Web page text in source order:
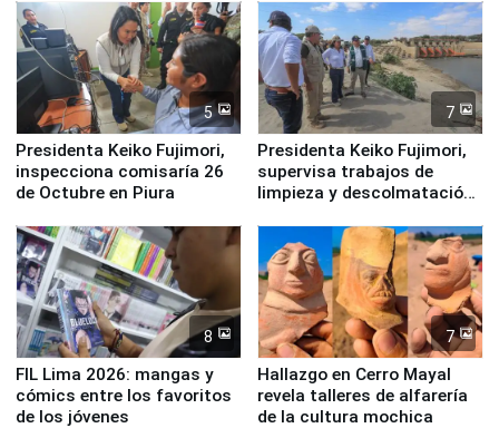
Derecho Colectivo"
5
Presidenta Keiko Fujimori,
inspecciona comisaría 26
de Octubre en Piura
7
Presidenta Keiko Fujimori,
supervisa trabajos de
limpieza y descolmatación
8
FIL Lima 2026: mangas y
cómics entre los favoritos
de los jóvenes
7
Hallazgo en Cerro Mayal
revela talleres de alfarería
de la cultura mochica